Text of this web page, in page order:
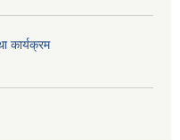
कार्यक्रम